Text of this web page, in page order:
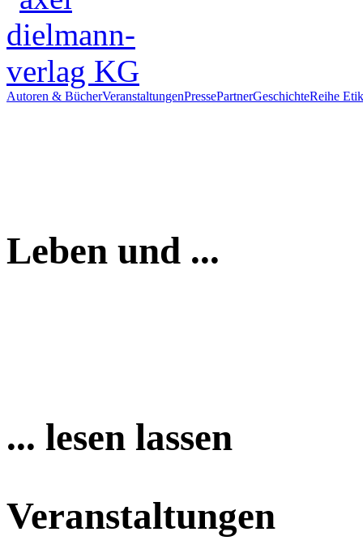
Autoren & BücherVeranstaltungenPressePartnerGeschichteReihe
Leben und ...
... lesen lassen
Veranstaltungen